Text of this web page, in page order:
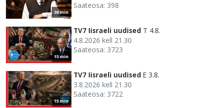
30 min
Saateosa: 398
15 min
TV7 Iisraeli uudised T 4.8.
4.8.2026 kell 21.30
Saateosa: 3723
15 min
TV7 Iisraeli uudised E 3.8.
3.8.2026 kell 21.30
Saateosa: 3722